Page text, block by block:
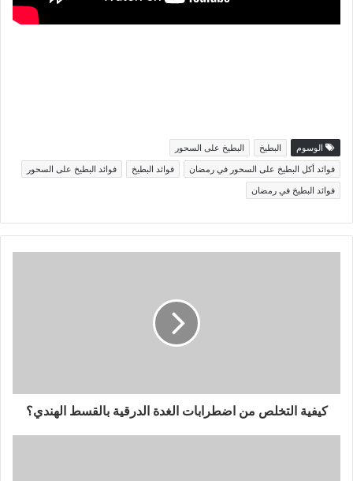
الوسوم البطيخ
البطيخ على السحور
فوائد أكل البطيخ على السحور في رمضان
فوائد البطيخ
فوائد البطيخ على السحور
فوائد البطيخ في رمضان
كيفية التخلص من اضطرابات الغدة الدرقية بالقسط الهندي؟